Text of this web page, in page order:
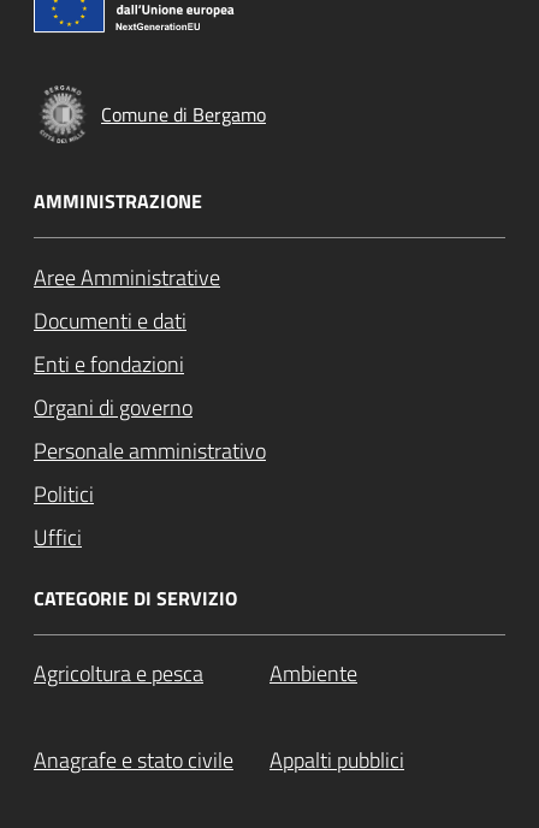
Comune di Bergamo
AMMINISTRAZIONE
Aree Amministrative
Documenti e dati
Enti e fondazioni
Organi di governo
Personale amministrativo
Politici
Uffici
CATEGORIE DI SERVIZIO
Agricoltura e pesca Ambiente
Anagrafe e stato civile Appalti pubblici